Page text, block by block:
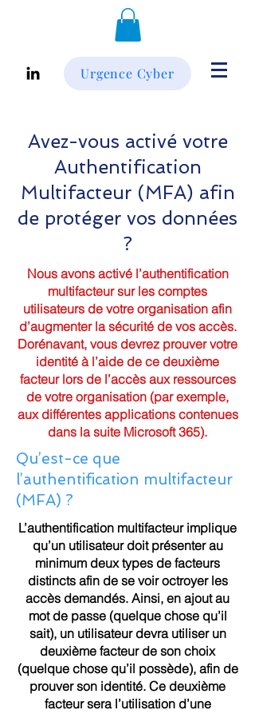
Urgence Cyber
Avez-vous activé votre
Authentification
Multifacteur (MFA) afin
de protéger vos données
?
Nous avons activé l’authentification
multifacteur sur les comptes
utilisateurs de votre organisation afin
d’augmenter la sécurité de vos accès.
Dorénavant, vous devrez prouver votre
identité à l’aide de ce deuxième
facteur lors de l’accès aux ressources
de votre organisation (par exemple,
aux différentes applications contenues
dans la suite Microsoft 365).
Qu’est-ce que
l’authentification multifacteur
(MFA) ?
L’authentification multifacteur implique
qu’un utilisateur doit présenter au
minimum deux types de facteurs
distincts afin de se voir octroyer les
accès demandés. Ainsi, en ajout au
mot de passe (quelque chose qu’il
sait), un utilisateur devra utiliser un
deuxième facteur de son choix
(quelque chose qu’il possède), afin de
prouver son identité. Ce deuxième
facteur sera l’utilisation d’une